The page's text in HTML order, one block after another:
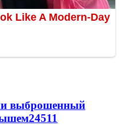
выброшенный
24511